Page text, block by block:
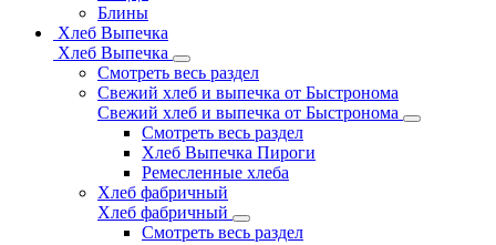
Блины
Хлеб Выпечка
Хлеб Выпечка
Смотреть весь раздел
Свежий хлеб и выпечка от Быстронома
Свежий хлеб и выпечка от Быстронома
Смотреть весь раздел
Хлеб Выпечка Пироги
Ремесленные хлеба
Хлеб фабричный
Хлеб фабричный
Смотреть весь раздел